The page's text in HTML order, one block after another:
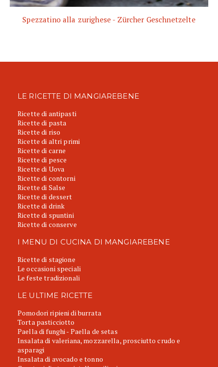
Spezzatino alla zurighese - Zürcher Geschnetzelte
LE RICETTE DI MANGIAREBENE
Ricette di antipasti
Ricette di pasta
Ricette di riso
Ricette di altri primi
Ricette di carne
Ricette di pesce
Ricette di Uova
Ricette di contorni
Ricette di Salse
Ricette di dessert
Ricette di drink
Ricette di spuntini
Ricette di conserve
I MENU DI CUCINA DI MANGIAREBENE
Ricette di stagione
Le occasioni speciali
Le feste tradizionali
LE ULTIME RICETTE
Pomodori ripieni di burrata
Torta pasticciotto
Paella di funghi - Paella de setas
Insalata di valeriana, mozzarella, prosciutto crudo e
asparagi
Insalata di avocado e tonno